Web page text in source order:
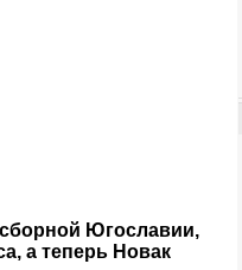
Югославии,
а теперь Новак